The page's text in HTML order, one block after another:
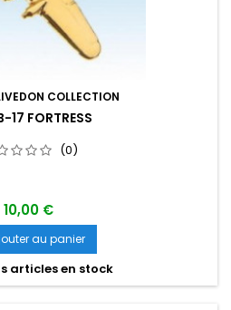
COLLECTION
17 FORTRESS
(0)
10,00 €
au panier
articles en stock